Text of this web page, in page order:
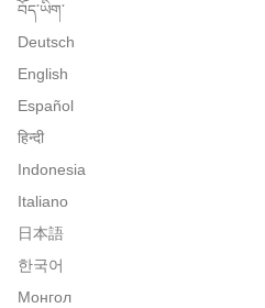
བོད་ཡིག་
Deutsch
English
Español
हिन्दी
Indonesia
Italiano
日本語
한국어
Монгол